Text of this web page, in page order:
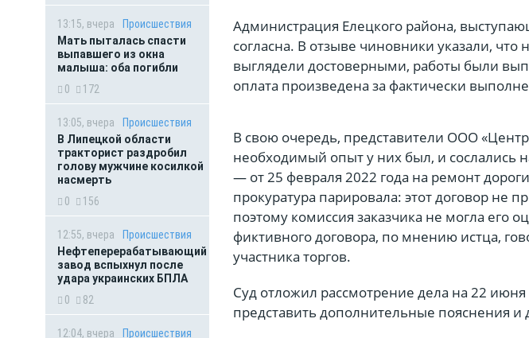
13:15, вчера
Происшествия
Мать пыталась спасти
выпавшего из окна
малыша: оба погибли
0
172
13:05, вчера
Происшествия
В Липецкой области
тракторист раздробил
голову мужчине косилкой
насмерть
0
156
12:55, вчера
Происшествия
Нефтеперерабатывающий
завод вспыхнул после
удара украинских БПЛА
0
82
12:04, вчера
Происшествия
Администрация Елецкого района,
согласна. В отзыве чиновники указали,
выглядели достоверными, работы были
оплата произведена за фактически
В свою очередь, представители ООО
необходимый опыт у них был, и сослались
— от 25 февраля 2022 года на ремонт
прокуратура парировала: этот договор не
поэтому комиссия заказчика не могла его
фиктивного договора, по мнению истца,
участника торгов.
Суд отложил рассмотрение дела на 22
представить дополнительные пояснения и